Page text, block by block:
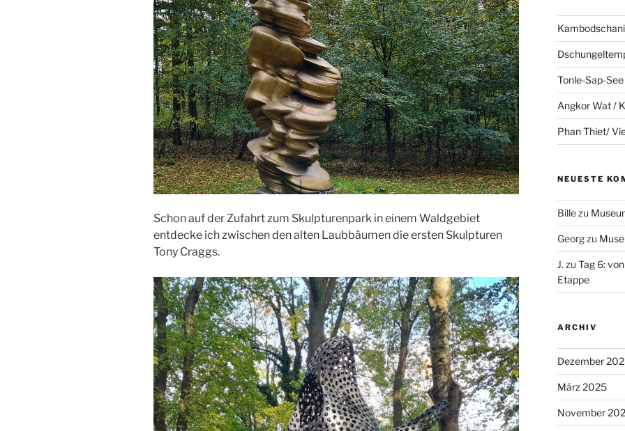
Schon auf der Zufahrt zum Skulpturenpark in einem Waldgebiet
entdecke ich zwischen den alten Laubbäumen die ersten Skulpturen
Tony Craggs.
Tonle-Sap-
Angkor Wat /
Phan Thiet/
NEUESTE
Billezu
Georgzu
J. zu Tag 6:
Etappe
ARCHIV
Dezember
März 2025
November